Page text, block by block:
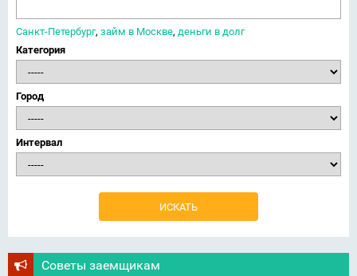
Санкт-Петербург, займ в Москве, деньги в долг
Категория
Город
Интервал
Советы заемщикам